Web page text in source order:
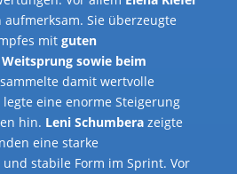
Sie überzeugte
mit guten
sowie beim
damit wertvolle
legte eine enorme Steigerung
hin. Leni Schumberazeigte
eine starke
stabile Form im Sprint. Vor